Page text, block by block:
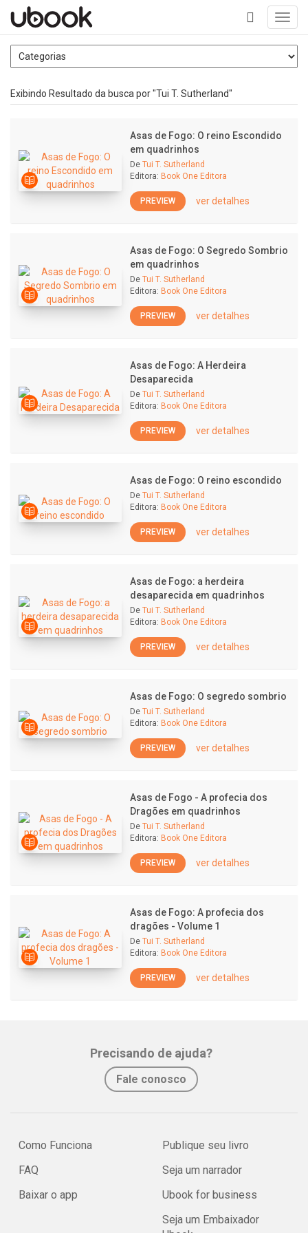
+
Exibindo Resultado da busca por "Tui T. Sutherland"
Asas de Fogo: O reino Escondido
em quadrinhos
De Tui T. Sutherland
Editora: Book One Editora
PREVIEW ver detalhes
Asas de Fogo: O Segredo Sombrio
em quadrinhos
De Tui T. Sutherland
Editora: Book One Editora
PREVIEW ver detalhes
Asas de Fogo: A Herdeira
Desaparecida
De Tui T. Sutherland
Editora: Book One Editora
PREVIEW ver detalhes
Asas de Fogo: O reino escondido
De Tui T. Sutherland
Editora: Book One Editora
PREVIEW ver detalhes
Asas de Fogo: a herdeira
desaparecida em quadrinhos
De Tui T. Sutherland
Editora: Book One Editora
PREVIEW ver detalhes
Asas de Fogo: O segredo sombrio
De Tui T. Sutherland
Editora: Book One Editora
PREVIEW ver detalhes
Asas de Fogo - A profecia dos
Dragões em quadrinhos
De Tui T. Sutherland
Editora: Book One Editora
PREVIEW ver detalhes
Asas de Fogo: A profecia dos
dragões - Volume 1
De Tui T. Sutherland
Editora: Book One Editora
PREVIEW ver detalhes
Precisando de ajuda?
Fale conosco
Como Funciona
FAQ
Baixar o app
Publique seu livro
Seja um narrador
Ubook for business
Seja um Embaixador